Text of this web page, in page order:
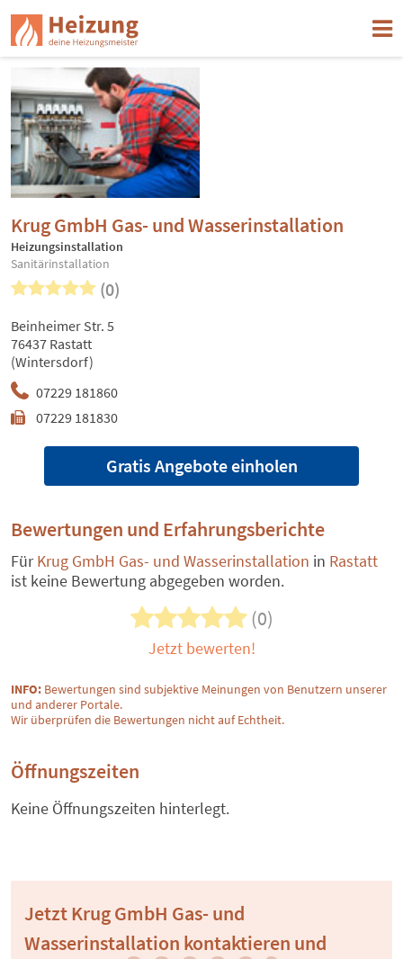
Krug GmbH Gas- und Wasserinstallation
Heizungsinstallation
Sanitärinstallation
(0)
07229 181860
07229 181830
Beinheimer Str. 5
76437 Rastatt
(Wintersdorf)
Gratis Angebote einholen
Bewertungen und Erfahrungsberichte
FürKrug GmbH Gas- und Wasserinstallation in Rastatt
ist keine Bewertung abgegeben worden.
(0)
Jetzt bewerten!
INFO: Bewertungen sind subjektive Meinungen von Benutzern unserer
und anderer Portale.
Wir überprüfen die Bewertungen nicht auf Echtheit.
Öffnungszeiten
Keine Öffnungszeiten hinterlegt.
Jetzt Krug GmbH Gas- und
Wasserinstallation kontaktieren und